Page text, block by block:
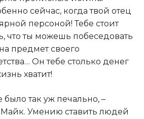
сейчас, когда твой отец
персоной! Тебе стоит
что ты можешь побеседовать
предмет своего
Он тебе столько денег
хватит!
так уж печально, –
Майк. Умению ставить людей